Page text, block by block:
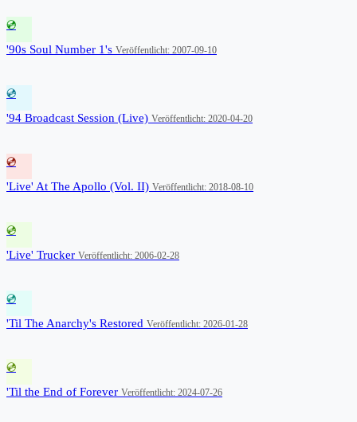
💿
'90s Soul Number 1's Veröffentlicht: 2007-09-10
💿
'94 Broadcast Session (Live) Veröffentlicht: 2020-04-20
💿
'Live' At The Apollo (Vol. II) Veröffentlicht: 2018-08-10
💿
'Live' Trucker Veröffentlicht: 2006-02-28
💿
'Til The Anarchy's Restored Veröffentlicht: 2026-01-28
💿
'Til the End of Forever Veröffentlicht: 2024-07-26